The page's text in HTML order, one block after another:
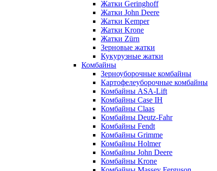
Жатки Geringhoff
Жатки John Deere
Жатки Kemper
Жатки Krone
Жатки Zürn
Зерновые жатки
Кукурузные жатки
Комбайны
Зерноуборочные комбайны
Картофелеуборочные комбайны
Комбайны ASA-Lift
Комбайны Case IH
Комбайны Claas
Комбайны Deutz-Fahr
Комбайны Fendt
Комбайны Grimme
Комбайны Holmer
Комбайны John Deere
Комбайны Krone